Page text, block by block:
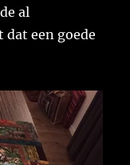
al
dat een goede